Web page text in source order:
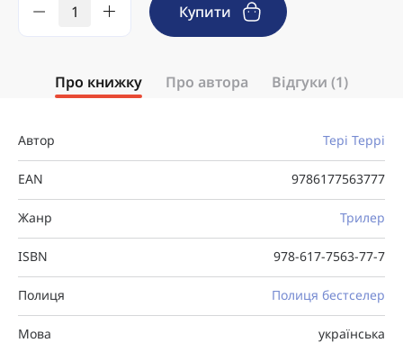
Купити
Про книжку Про автора Відгуки (1)
Автор Тері Террі
EAN 9786177563777
Жанр Трилер
ISBN 978-617-7563-77-7
Полиця Полиця бестселер
Мова українська